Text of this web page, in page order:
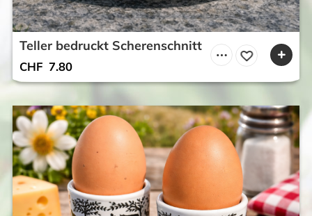
Teller bedruckt Scherenschnitt
CHF 7.80